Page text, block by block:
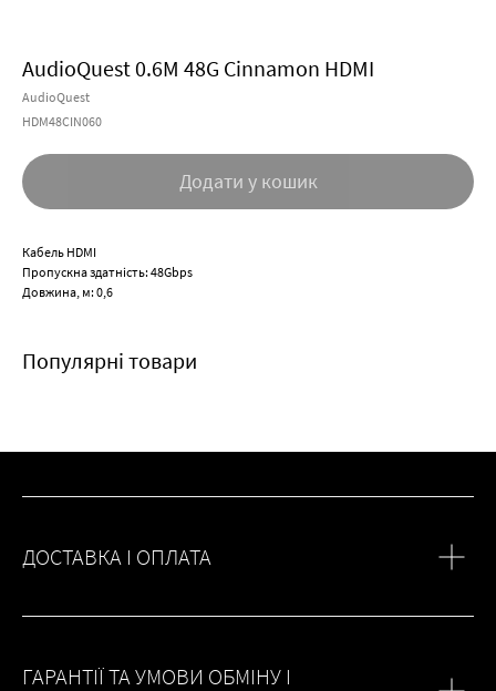
AudioQuest 0.6M 48G Cinnamon HDMI
AudioQuest
HDM48CIN060
Додати у кошик
Кабель HDMI
Пропускна здатність: 48Gbps
Довжина, м: 0,6
Популярні товари
ДОСТАВКА І ОПЛАТА
ГАРАНТІЇ ТА УМОВИ ОБМІНУ І